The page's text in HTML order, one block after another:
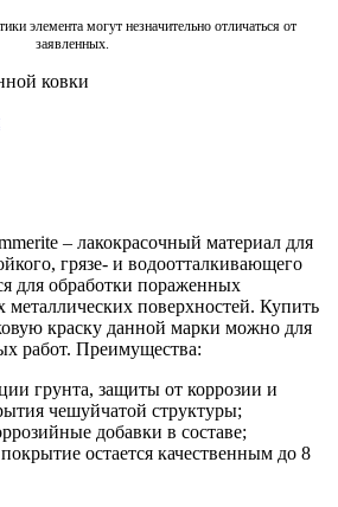
элемента могут незначительно отличаться от
заявленных.
ковки
– лакокрасочный материал для
грязе- и водоотталкивающего
для обработки пораженных
поверхностей. Купить
краску данной марки можно для
работ. Преимущества:
грунта, защиты от коррозии и
чешуйчатой структуры;
добавки в составе;
остается качественным до 8